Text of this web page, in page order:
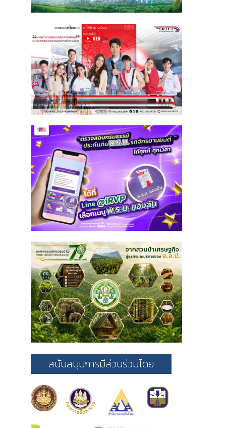
สนับสนุนการมีส่วนร่วมโดย